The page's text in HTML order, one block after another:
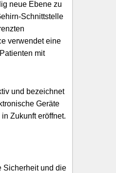
neue Ebene zu
Schnittstelle
verwendet eine
mit
und bezeichnet
Geräte
Zukunft eröffnet.
Sicherheit und die